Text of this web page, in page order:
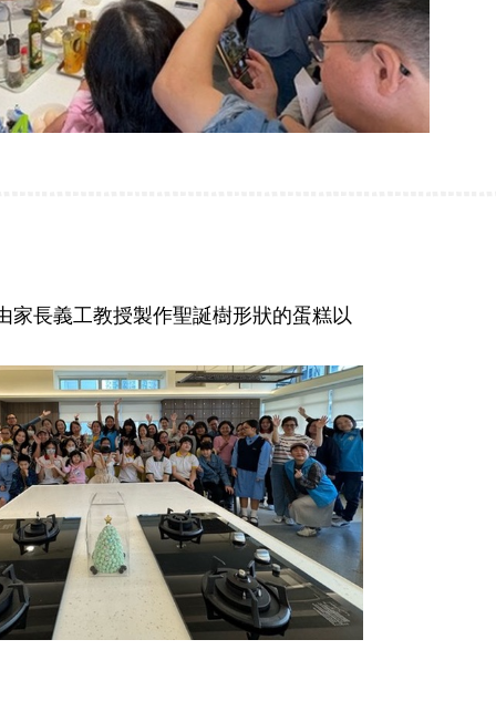
家長義工教授製作聖誕樹形狀的蛋糕以